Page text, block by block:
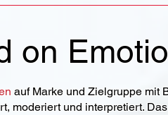
on
auf Marke und Zielgruppe mit
moderiert und interpretiert.